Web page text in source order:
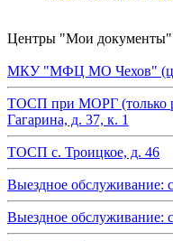
Центры "Мои документы"
МКУ "МФЦ МО Чехов"
ТОСП при МОРГ (только
Гагарина, д. 37, к. 1
ТОСП с. Троицкое, д. 46
Выездное обслуживание:
Выездное обслуживание: